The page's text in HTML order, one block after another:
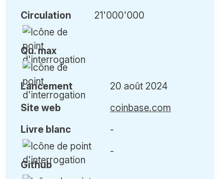
Circulation
Qu.max
21'000'000
Lancement
Site web
Livre blanc
Github
20 août 2024
coinbase.com
-
-